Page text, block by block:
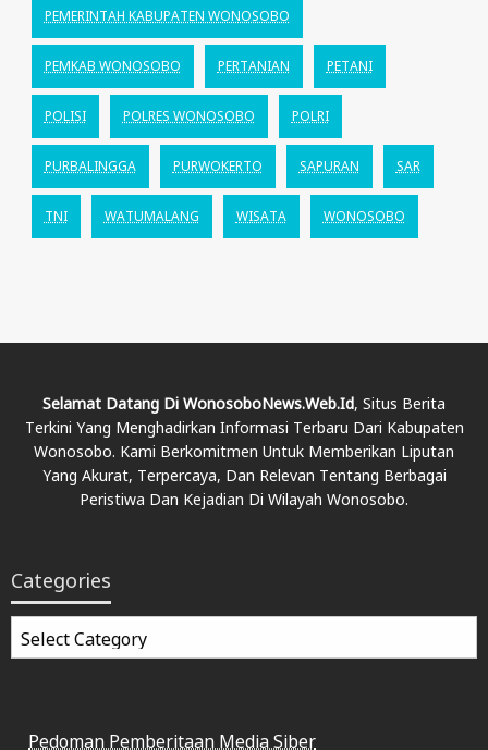
PEMERINTAH KABUPATEN WONOSOBO
PEMKAB WONOSOBO PERTANIAN PETANI
POLISI POLRES WONOSOBO POLRI
PURBALINGGA PURWOKERTO SAPURAN SAR
TNI WATUMALANG WISATA WONOSOBO
Selamat Datang Di WonosoboNews.web.id, Situs Berita
Terkini Yang Menghadirkan Informasi Terbaru Dari Kabupaten
Wonosobo. Kami Berkomitmen Untuk Memberikan Liputan
Yang Akurat, Terpercaya, Dan Relevan Tentang Berbagai
Peristiwa Dan Kejadian Di Wilayah Wonosobo.
Categories
Categories
Pedoman Pemberitaan Media Siber